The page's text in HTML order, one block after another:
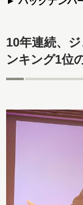
10年連続、
ンキング1位